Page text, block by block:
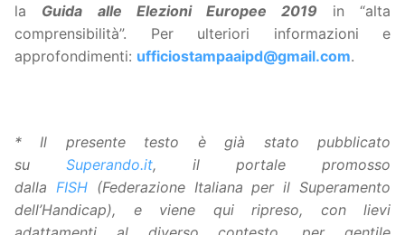
la Guida alle Elezioni Europee 2019 in “alta
comprensibilità”. Per ulteriori informazioni e
approfondimenti: ufficiostampaaipd@gmail.com.
* Il presente testo è già stato pubblicato
su Superando.it, il portale promosso
dalla FISH(Federazione Italiana per il Superamento
dell’Handicap), e viene qui ripreso, con lievi